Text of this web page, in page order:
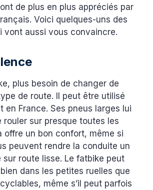
de plus en plus appréciés par
Voici quelques-uns des
vont aussi vous convaincre.
plus besoin de changer de
de route. Il peut être utilisé
en France. Ses pneus larges lui
rouler sur presque toutes les
offre un bon confort, même si
peuvent rendre la conduite un
sur route lisse. Le fatbike peut
dans les petites ruelles que
même s’il peut parfois